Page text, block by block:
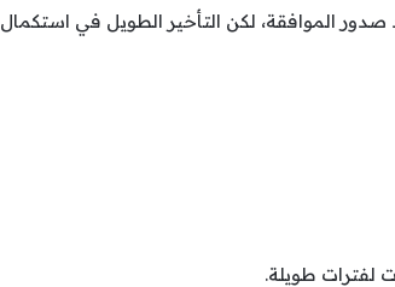
الموافقة، لكن التأخير الطويل في استكمال
لفترات طويلة.